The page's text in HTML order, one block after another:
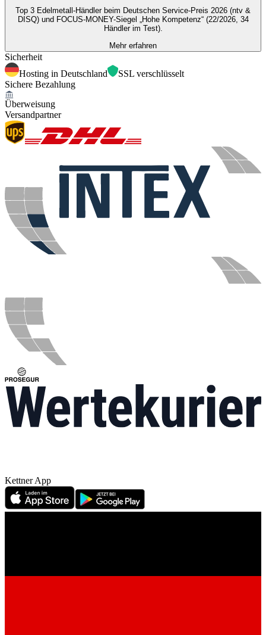
Top 3 Edelmetall-Händler beim Deutschen Service-Preis 2026 (ntv &
DISQ) und FOCUS-MONEY-Siegel „Hohe Kompetenz“ (22/2026, 34
Händler im Test).
Mehr erfahren
Sicherheit
Hosting in Deutschland
SSL verschlüsselt
Sichere Bezahlung
Überweisung
Versandpartner
Kettner App